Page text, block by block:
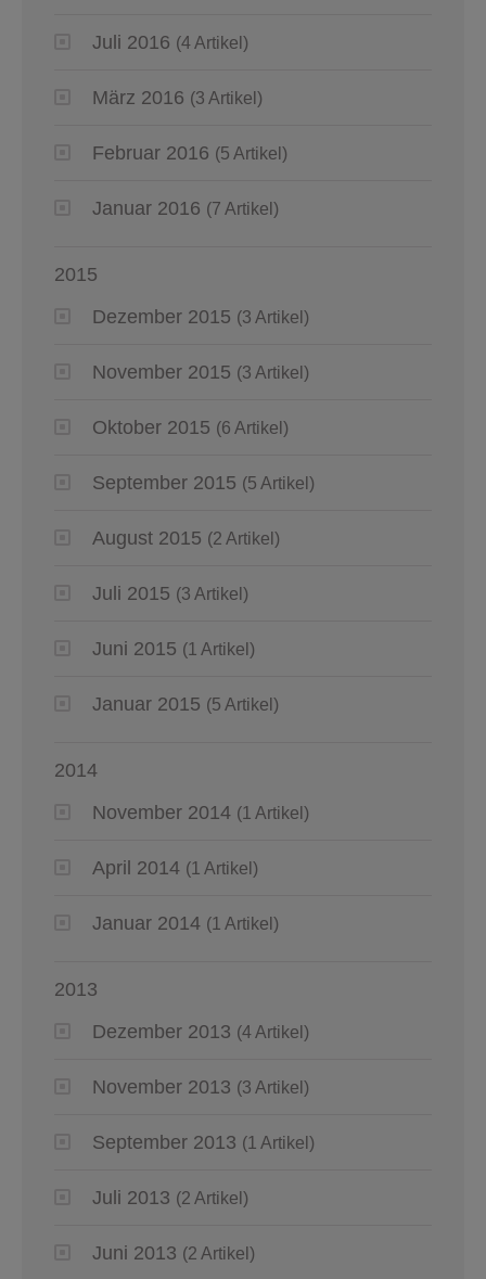
Juli 2016 (4 Artikel)
März 2016 (3 Artikel)
Februar 2016 (5 Artikel)
Januar 2016 (7 Artikel)
2015
Dezember 2015 (3 Artikel)
November 2015 (3 Artikel)
Oktober 2015 (6 Artikel)
September 2015 (5 Artikel)
August 2015 (2 Artikel)
Juli 2015 (3 Artikel)
Juni 2015 (1 Artikel)
Januar 2015 (5 Artikel)
2014
November 2014 (1 Artikel)
April 2014 (1 Artikel)
Januar 2014 (1 Artikel)
2013
Dezember 2013 (4 Artikel)
November 2013 (3 Artikel)
September 2013 (1 Artikel)
Juli 2013 (2 Artikel)
Juni 2013 (2 Artikel)